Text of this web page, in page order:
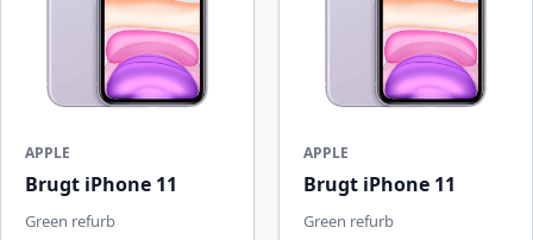
APPLE
Brugt iPhone 11
Green refurb
APPLE
Brugt iPhone 11
Green refurb